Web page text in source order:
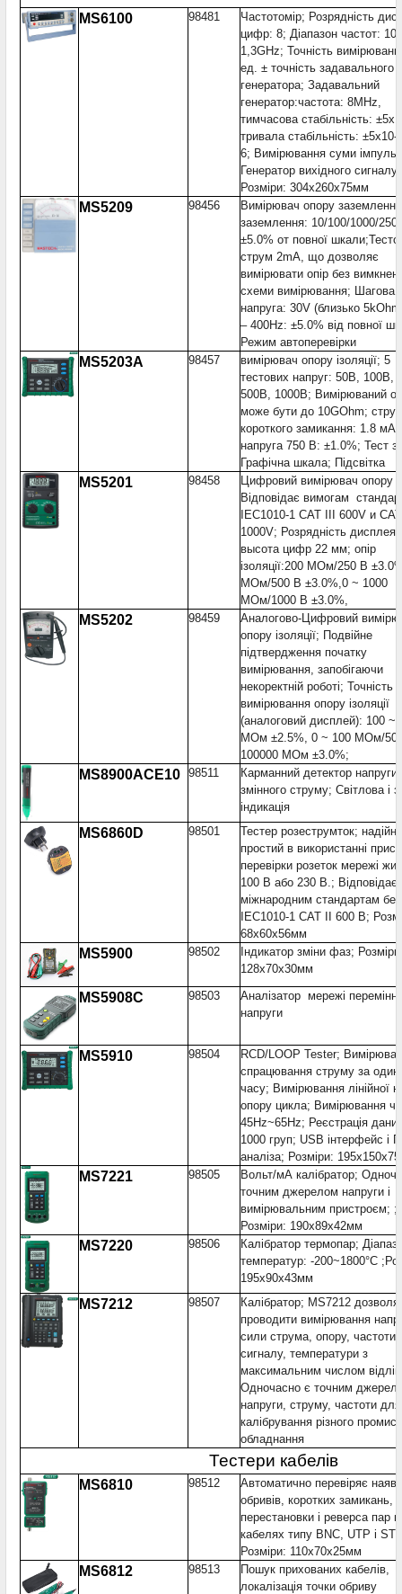
MS6100 98481
Частотомір; Розрядність
цифр: 8; Діапазон частот:
1,3GHz; Точність
ед. ± точність задавального
генератора; Задавальний
генератор:частота: 8MHz,
тимчасова стабільність:
тривала стабільність: ±5х10-
6; Вимірювання суми
Генератор вихідного
Розміри: 304x260x75мм
MS5209 98456
Вимірювач опору
заземлення: 10/100/1000/
±5.0% от повної
струм 2mA, що дозволяє
вимірювати опір без
схеми вимірювання; Шагова
напруга: 30V (близько
– 400Hz: ±5.0% від повної
Режим автоперевірки
MS5203A 98457
вимірювач опору ізоляції; 5
тестових напруг: 50В, 100В,
500В, 1000В; Вимірюваний
може бути до 10GOhm;
короткого замикання: 1.8 мА;
напруга 750 В: ±1.0%; Тест
Графічна шкала; Підсвітка
MS5201 98458
Цифровий вимірювач опору
Відповідає вимогам
IEC1010-1 CAT III 600V и
1000V; Розрядність дисплея
высота цифр 22 мм; опір
ізоляції:200 MОм/250 В
MОм/500 В ±3.0%,0 ~ 1000
MОм/1000 В ±3.0%,
MS5202 98459
Аналогово-Цифровий
опору ізоляції; Подвійне
підтвердження початку
вимірювання, запобігаючи
некоректній роботі; Точність
вимірювання опору ізоляції
(аналоговий дисплей): 100 ~
MОм ±2.5%, 0 ~ 100 MОм/
100000 MОм ±3.0%;
MS8900ACE10 98511
Карманний детектор напруги
змінного струму; Світлова і
індикація
MS6860D 98501
Тестер розеструмток;
простий в використанні
перевірки розеток мережі
100 В або 230 В.; Відповідає
міжнародним стандартам
IEC1010-1 CAT II 600 В;
68x60x56мм
MS5900 98502
Індикатор зміни фаз;
128x70x30мм
MS5908C 98503
Аналізатор мережі
напруги
MS5910 98504
RCD/LOOP Tester;
спрацювання струму за
часу; Вимірювання лінійної
опору цикла; Вимірювання
45Hz~65Hz; Реєстрація
1000 груп; USB інтерфейс і
аналіза; Розміри:
MS7221 98505
Вольт/мА калібратор;
точним джерелом напруги і
вимірювальним пристроєм; ;
Розміри: 190x89x42мм
MS7220 98506
Калібратор термопар;
температур: -200~1800°C
195x90x43мм
MS7212 98507
Калібратор; MS7212
проводити вимірювання
сили струма, опору, частоти
сигналу, температури з
максимальним числом
Одночасно є точним
напруги, струму, частоти для
калібрування різного
обладнання
Тестери кабелів
MS6810 98512
Автоматично перевіряє
обривів, коротких замикань,
перестановки і реверса пар в
кабелях типу BNC, UTP і
Розміри: 110х70х25мм
MS6812 98513
Пошук прихованих кабелів,
локалізація точки обриву